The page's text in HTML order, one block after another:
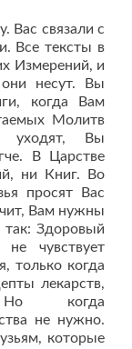
Вас связали с
Все тексты в
Измерений, и
несут. Вы
когда Вам
Молитв
уходят, Вы
В Царстве
ни Книг. Во
просят Вас
Вам нужны
Здоровый
чувствует
только когда
лекарств,
Но когда
не нужно.
которые